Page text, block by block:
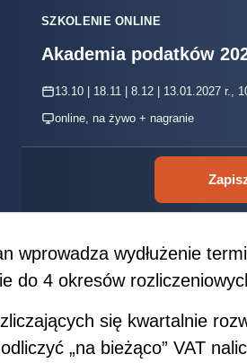
SZKOLENIE ONLINE
Akademia podatków
13.10 | 18.11 | 8.12 | 13.01.2027 r.,
online, na żywo + nagranie
wprowadza wydłużenie
do 4 okresów
się kwartalnie
„na bieżąco” VAT